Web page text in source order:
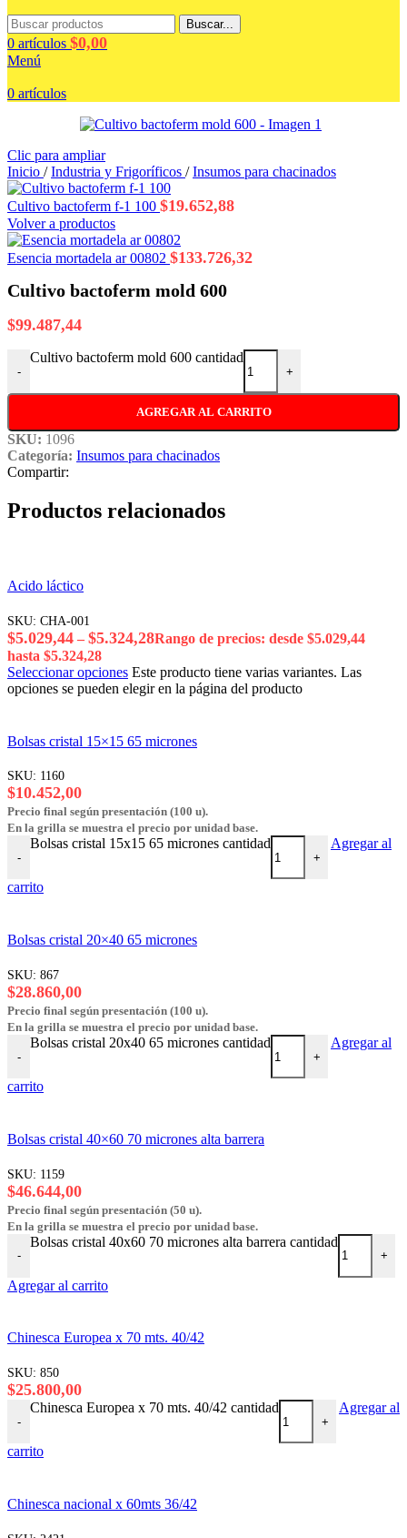
Buscar...
0 artículos $0,00
Menú
0 artículos
Clic para ampliar
Inicio / Industria y Frigoríficos / Insumos para chacinados
Cultivo bactoferm f-1 100 $19.652,88
Volver a productos
Esencia mortadela ar 00802 $133.726,32
Cultivo bactoferm mold 600
$99.487,44
-
Cultivo bactoferm mold 600 cantidad
+
AGREGAR AL CARRITO
SKU: 1096
Categoría: Insumos para chacinados
Compartir:
Productos relacionados
Acido láctico
SKU: CHA-001
$5.029,44 – $5.324,28Rango de precios: desde $5.029,44
hasta $5.324,28
Seleccionar opciones Este producto tiene varias variantes. Las
opciones se pueden elegir en la página del producto
Bolsas cristal 15×15 65 micrones
SKU: 1160
$10.452,00
Precio final según presentación (100 u).
En la grilla se muestra el precio por unidad base.
-
Bolsas cristal 15x15 65 micrones cantidad
+
Agregar al
carrito
Bolsas cristal 20×40 65 micrones
SKU: 867
$28.860,00
Precio final según presentación (100 u).
En la grilla se muestra el precio por unidad base.
-
Bolsas cristal 20x40 65 micrones cantidad
+
Agregar al
carrito
Bolsas cristal 40×60 70 micrones alta barrera
SKU: 1159
$46.644,00
Precio final según presentación (50 u).
En la grilla se muestra el precio por unidad base.
-
Bolsas cristal 40x60 70 micrones alta barrera cantidad
+
Agregar al carrito
Chinesca Europea x 70 mts. 40/42
SKU: 850
$25.800,00
-
Chinesca Europea x 70 mts. 40/42 cantidad
+
Agregar al
carrito
Chinesca nacional x 60mts 36/42